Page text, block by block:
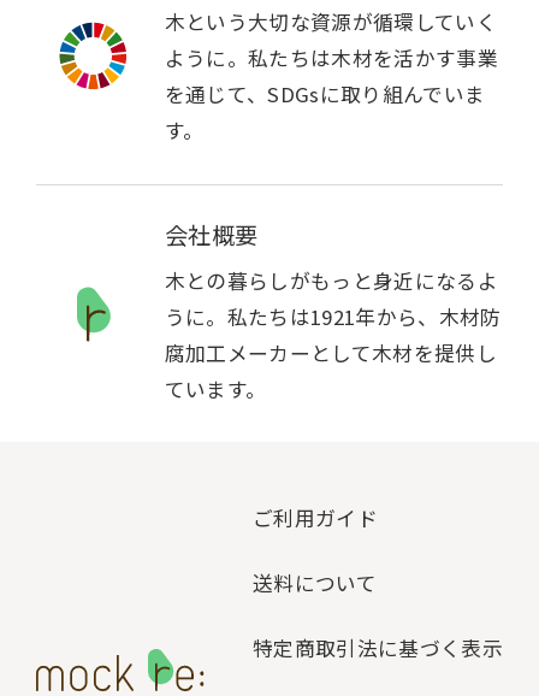
木という大切な資源が循環していく
ように。私たちは木材を活かす事業
を通じて、SDGsに取り組んでいま
す。
会社概要
木との暮らしがもっと身近になるよ
うに。私たちは1921年から、木材防
腐加工メーカーとして木材を提供し
ています。
ご利用ガイド
送料について
特定商取引法に基づく表示